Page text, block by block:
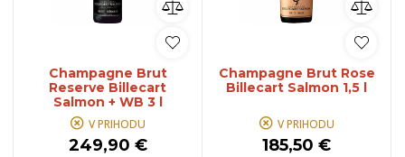
Champagne Brut
Reserve Billecart
Salmon + WB 3 l
V PRIHODU
249,90 €
Champagne Brut Rose
Billecart Salmon 1,5 l
V PRIHODU
185,50 €